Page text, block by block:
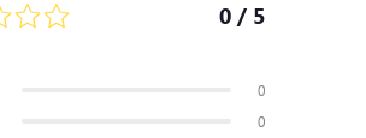
0 / 5
0
0